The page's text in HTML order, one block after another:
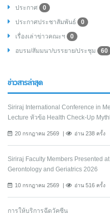
ประกาศ
0
ประกาศประชาสัมพันธ์
0
เรื่องเล่าข่าวคณะฯ
0
อบรม/สัมมนา/บรรยาย/ประชุม
60
ข่าวสารล่าสุด
Siriraj International Conference in
Lecture หัวข้อ Health Check-Up
20 กรกฎาคม 2569 อ่าน 238 ครั้ง
Siriraj Faculty Members Presented
Gerontology and Geriatrics 2026
10 กรกฎาคม 2569 อ่าน 516 ครั้ง
การให้บริการฉีดวัคซีน